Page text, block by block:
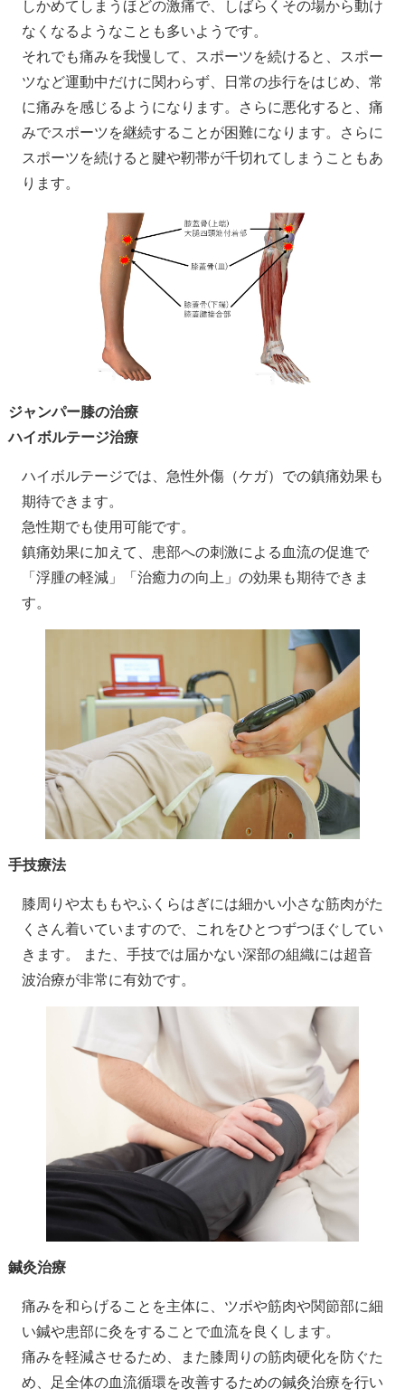
しかめてしまうほどの激痛で、しばらくその場から動け
なくなるようなことも多いようです。
それでも痛みを我慢して、スポーツを続けると、スポー
ツなど運動中だけに関わらず、日常の歩行をはじめ、常
に痛みを感じるようになります。さらに悪化すると、痛
みでスポーツを継続することが困難になります。さらに
スポーツを続けると腱や靭帯が千切れてしまうこともあ
ります。
ジャンパー膝の治療
ハイボルテージ治療
ハイボルテージでは、急性外傷（ケガ）での鎮痛効果も
期待できます。
急性期でも使用可能です。
鎮痛効果に加えて、患部への刺激による血流の促進で
「浮腫の軽減」「治癒力の向上」の効果も期待できま
す。
手技療法
膝周りや太ももやふくらはぎには細かい小さな筋肉がた
くさん着いていますので、これをひとつずつほぐしてい
きます。 また、手技では届かない深部の組織には超音
波治療が非常に有効です。
鍼灸治療
痛みを和らげることを主体に、ツボや筋肉や関節部に細
い鍼や患部に灸をすることで血流を良くします。
痛みを軽減させるため、また膝周りの筋肉硬化を防ぐた
め、足全体の血流循環を改善するための鍼灸治療を行い